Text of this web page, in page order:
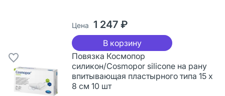
Цена 1 247 ₽
В корзину
Повязка Космопор
силикон/Cosmopor silicone на рану
впитывающая пластырного типа 15 х
8 см 10 шт